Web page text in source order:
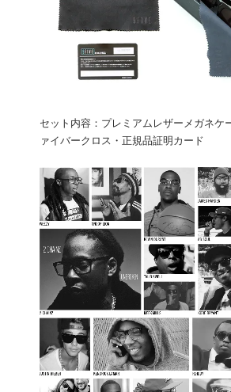
セット内容：プレミアムレザーメガネケ
ァイバークロス・正規品証明カード